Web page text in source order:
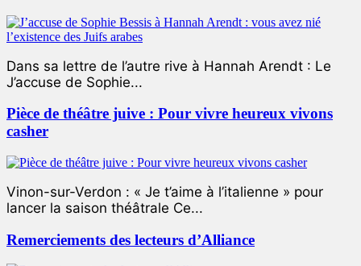
Dans sa lettre de l’autre rive à Hannah Arendt : Le
J’accuse de Sophie...
Pièce de théâtre juive : Pour vivre heureux vivons
casher
Vinon-sur-Verdon : « Je t’aime à l’italienne » pour
lancer la saison théâtrale Ce...
Remerciements des lecteurs d’Alliance